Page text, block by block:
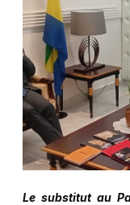
Le substitut au